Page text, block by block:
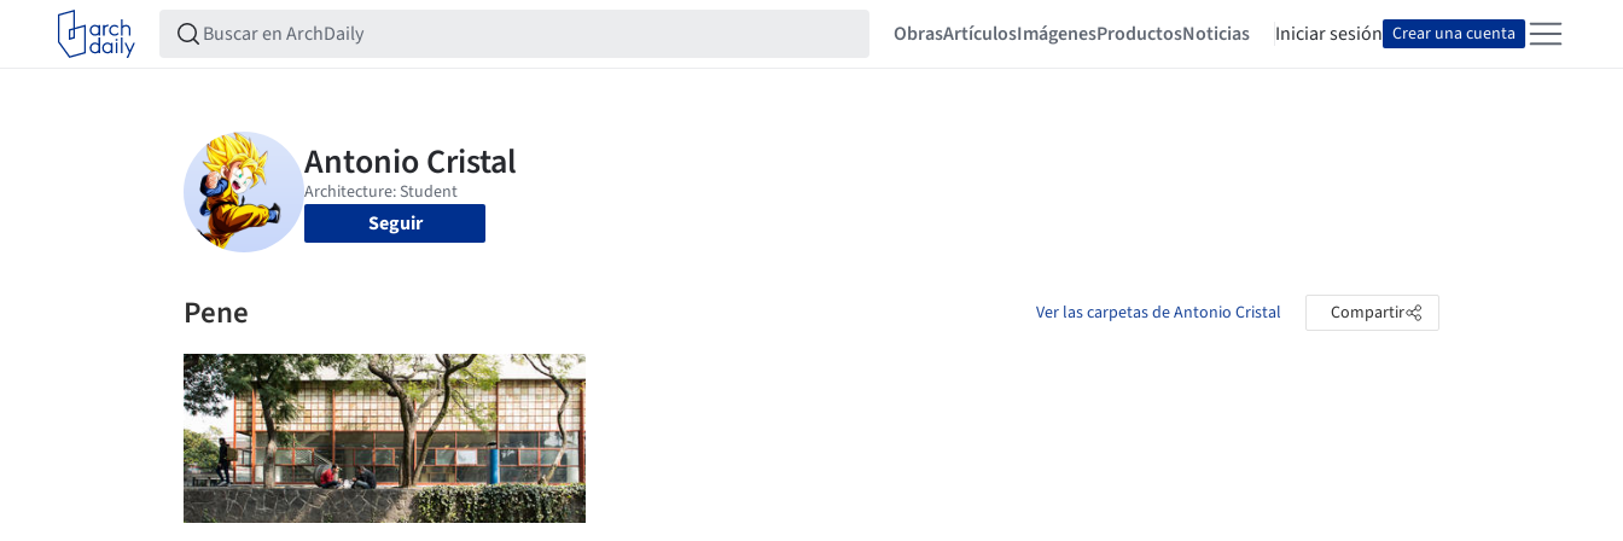
ObrasArtículosImágenesProductosNoticias Iniciar sesión Crear una cuenta
Seguir
Pene Ver las carpetas de Antonio Cristal Compartir